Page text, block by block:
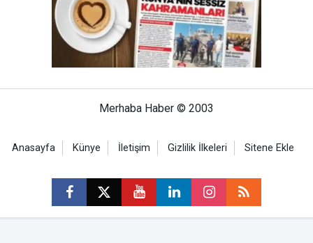
Merhaba Haber © 2003
Anasayfa Künye İletişim Gizlilik İlkeleri Sitene Ekle